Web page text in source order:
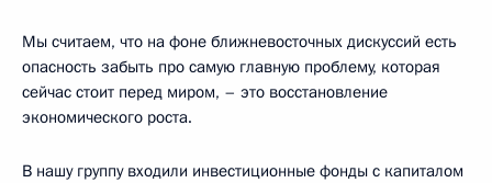
Мы считаем, что на фоне ближневосточных дискуссий есть
опасность забыть про самую главную проблему, которая
сейчас стоит перед миром, – это восстановление
экономического роста.
В нашу группу входили инвестиционные фонды с капиталом